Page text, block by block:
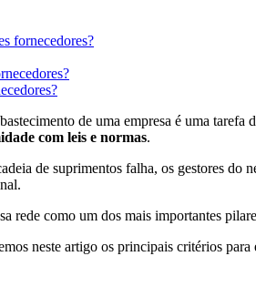
fornecedores?
de uma empresa é uma
com leis e normas.
de suprimentos falha, os gestores do
rede como um dos mais importantes
neste artigo os principais critérios